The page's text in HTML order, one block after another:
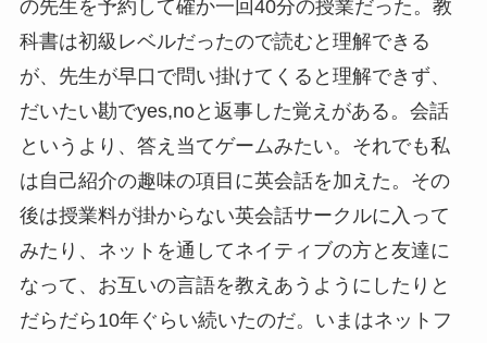
の先生を予約して確か一回40分の授業だった。教
科書は初級レベルだったので読むと理解できる
が、先生が早口で問い掛けてくると理解できず、
だいたい勘でyes,noと返事した覚えがある。会話
というより、答え当てゲームみたい。それでも私
は自己紹介の趣味の項目に英会話を加えた。その
後は授業料が掛からない英会話サークルに入って
みたり、ネットを通してネイティブの方と友達に
なって、お互いの言語を教えあうようにしたりと
だらだら10年ぐらい続いたのだ。いまはネットフ